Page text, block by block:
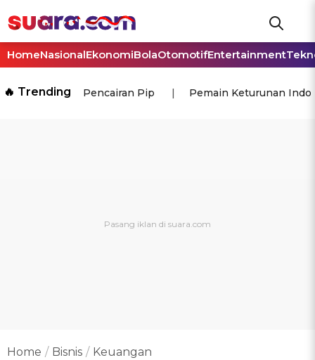
HomeNasionalEkonomiBolaOtomotifEntertainment
🔥 Trending Pencairan Pip Pemain Keturunan
Home Bisnis Keuangan